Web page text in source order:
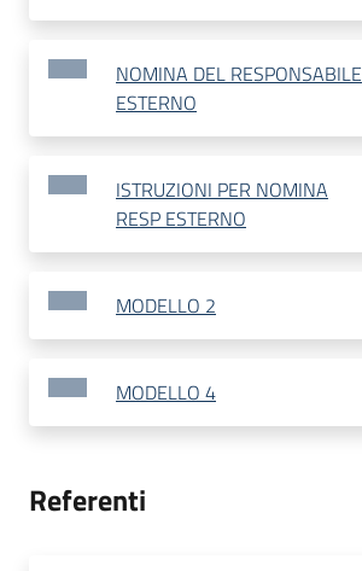
NOMINA DEL RESPONSABILE
ESTERNO
ISTRUZIONI PER NOMINA
RESP ESTERNO
MODELLO 2
MODELLO 4
Referenti